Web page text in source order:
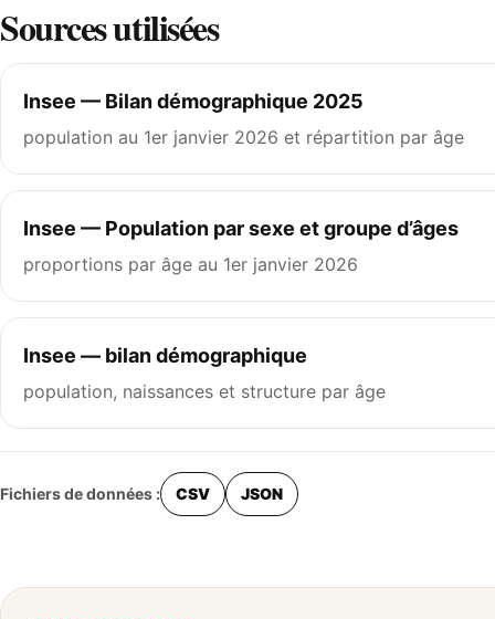
Sources utilisées
Insee — Bilan démographique 2025
population au 1er janvier 2026 et répartition par âge
Insee — Population par sexe et groupe d’âges
proportions par âge au 1er janvier 2026
Insee — bilan démographique
population, naissances et structure par âge
Fichiers de données : CSV JSON